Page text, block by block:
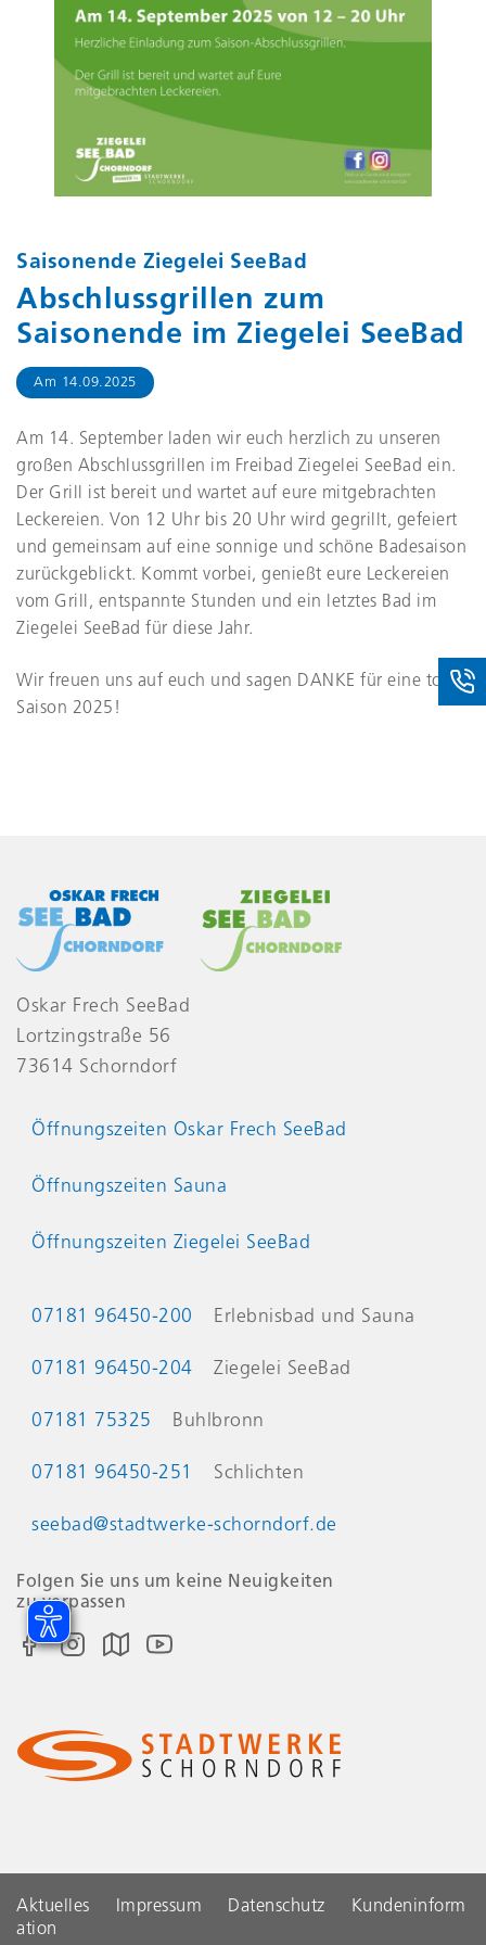
Saisonende Ziegelei SeeBad
Abschlussgrillen zum
Saisonende im Ziegelei SeeBad
Am 14.09.2025
Am 14. September laden wir euch herzlich zu unseren
großen Abschlussgrillen im Freibad Ziegelei SeeBad ein.
Der Grill ist bereit und wartet auf eure mitgebrachten
Leckereien. Von 12 Uhr bis 20 Uhr wird gegrillt, gefeiert
und gemeinsam auf eine sonnige und schöne Badesaison
zurückgeblickt. Kommt vorbei, genießt eure Leckereien
vom Grill, entspannte Stunden und ein letztes Bad im
Ziegelei SeeBad für diese Jahr.
Wir freuen uns auf euch und sagen DANKE für eine tolle
Saison 2025!
Oskar Frech SeeBad
Lortzingstraße 56
73614 Schorndorf
Öffnungszeiten Oskar Frech SeeBad
Öffnungszeiten Sauna
Öffnungszeiten Ziegelei SeeBad
Kontaktinformationen
07181 96450-200 Erlebnisbad und Sauna
07181 96450-204 Ziegelei SeeBad
07181 75325 Buhlbronn
07181 96450-251 Schlichten
seebad@stadtwerke-schorndorf.de
Folgen Sie uns um keine Neuigkeiten
zu verpassen
Aktuelles Impressum Datenschutz
Kundeninform
ation